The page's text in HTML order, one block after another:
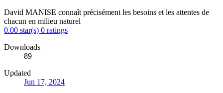
David MANISE connaît précisément les besoins et les attentes de
chacun en milieu naturel
0.00 star(s) 0 ratings
Downloads
89
Updated
Jun 17, 2024